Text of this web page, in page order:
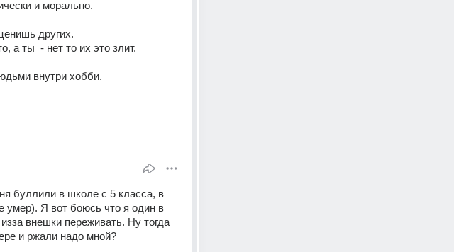
и морально.
других.
а ты  - нет то их это злит.
внутри хобби.
буллили в школе с 5 класса, в
умер). Я вот боюсь что я один в
внешки переживать. Ну тогда
и ржали надо мной?